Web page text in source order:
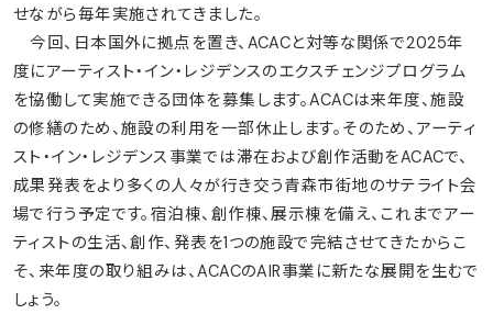
せながら毎年実施されてきました。
今回、日本国外に拠点を置き、ACACと対等な関係で2025年
度にアーティスト・イン・レジデンスのエクスチェンジプログラム
を協働して実施できる団体を募集します。ACACは来年度、施設
の修繕のため、施設の利用を一部休止します。そのため、アーティ
スト・イン・レジデンス事業では滞在および創作活動をACACで、
成果発表をより多くの人々が行き交う青森市街地のサテライト会
場で行う予定です。宿泊棟、創作棟、展示棟を備え、これまでアー
ティストの生活、創作、発表を1つの施設で完結させてきたからこ
そ、来年度の取り組みは、ACACのAIR事業に新たな展開を生むで
しょう。